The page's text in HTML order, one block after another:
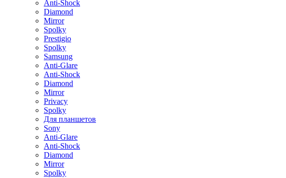
Anti-Shock
Diamond
Mirror
Spolky
Prestigio
Spolky
Samsung
Anti-Glare
Anti-Shock
Diamond
Mirror
Privacy
Spolky
Для планшетов
Sony
Anti-Glare
Anti-Shock
Diamond
Mirror
Spolky